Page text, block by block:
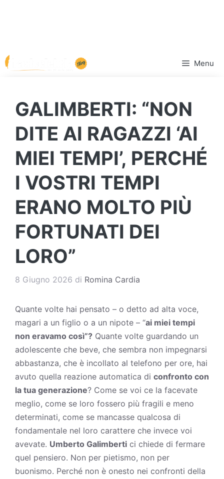
Vai
al
Menu
GALIMBERTI: “NON
DITE AI RAGAZZI ‘AI
MIEI TEMPI’, PERCHÉ
I VOSTRI TEMPI
ERANO MOLTO PIÙ
FORTUNATI DEI
LORO”
8 Giugno 2026 di Romina Cardia
Quante volte hai pensato – o detto ad alta voce,
magari a un figlio o a un nipote – “ai miei tempi
non eravamo così”? Quante volte guardando un
adolescente che beve, che sembra non impegnarsi
abbastanza, che è incollato al telefono per ore, hai
avuto quella reazione automatica di confronto con
la tua generazione? Come se voi ce la facevate
meglio, come se loro fossero più fragili e meno
determinati, come se mancasse qualcosa di
fondamentale nel loro carattere che invece voi
avevate. Umberto Galimberti ci chiede di fermare
quel pensiero. Non per pietismo, non per
buonismo. Perché non è onesto nei confronti della